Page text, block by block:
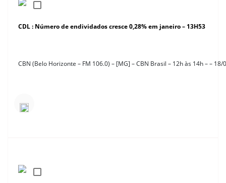
CDL : Número de endividados cresce 0,28% em janeiro – 13H53
CBN (Belo Horizonte – FM 106.0) – [MG] – CBN Brasil – 12h às 14h – – 18/